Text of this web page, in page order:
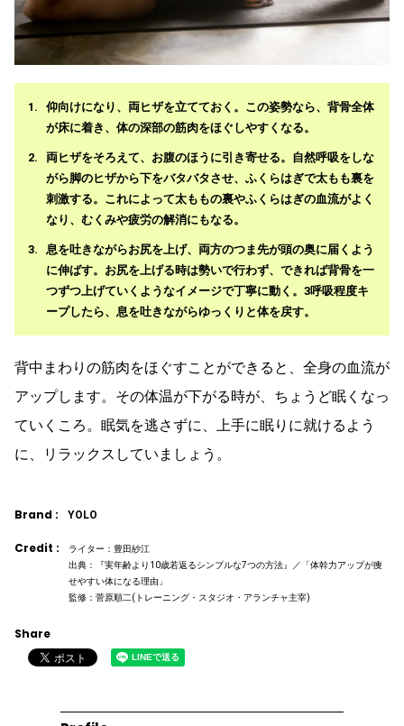
仰向けになり、両ヒザを立てておく。この姿勢なら、背骨全体
が床に着き、体の深部の筋肉をほぐしやすくなる。
両ヒザをそろえて、お腹のほうに引き寄せる。自然呼吸をしな
がら脚のヒザから下をバタバタさせ、ふくらはぎで太もも裏を
刺激する。これによって太ももの裏やふくらはぎの血流がよく
なり、むくみや疲労の解消にもなる。
息を吐きながらお尻を上げ、両方のつま先が頭の奥に届くよう
に伸ばす。お尻を上げる時は勢いで行わず、できれば背骨を一
つずつ上げていくようなイメージで丁寧に動く。3呼吸程度キ
ープしたら、息を吐きながらゆっくりと体を戻す。
背中まわりの筋肉をほぐすことができると、全身の血流が
アップします。その体温が下がる時が、ちょうど眠くなっ
ていくころ。眠気を逃さずに、上手に眠りに就けるよう
に、リラックスしていましょう。
Brand : YOLO
Credit :
ライター：豊田紗江
出典：『実年齢より10歳若返るシンプルな7つの方法』／「体幹力アップが痩
せやすい体になる理由」
監修：菅原順二(トレーニング・スタジオ・アランチャ主宰)
Share